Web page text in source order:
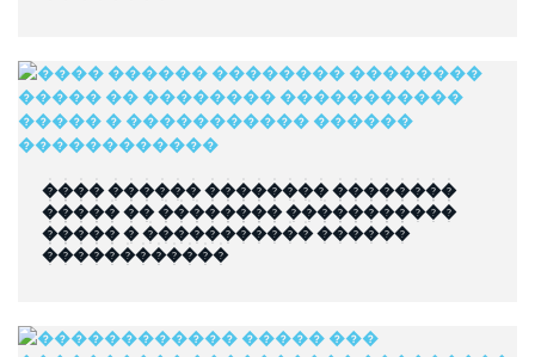
���� ������ �������� ��������
����� �� �������� �����������
����� � ����������� ������
������������